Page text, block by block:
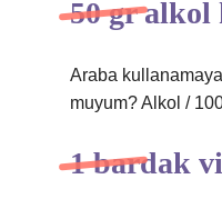
50 gr alkol
Araba
muyum? Alkol /
1 bardak